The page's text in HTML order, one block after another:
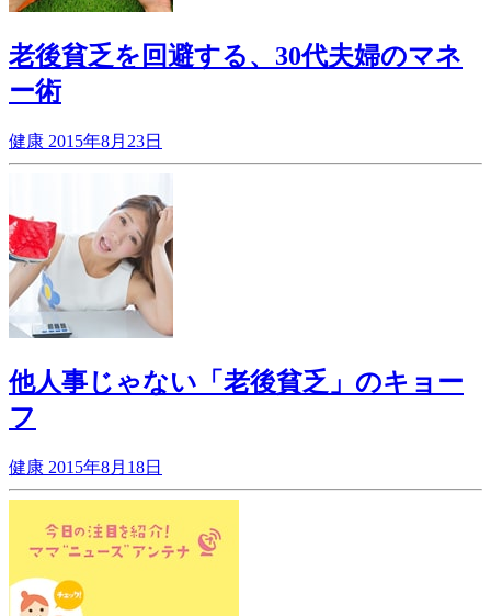
老後貧乏を回避する、30代夫婦のマネ
ー術
健康 2015年8月23日
他人事じゃない「老後貧乏」のキョー
フ
健康 2015年8月18日